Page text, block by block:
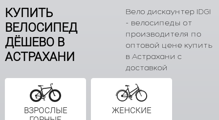
КУПИТЬ
ВЕЛОСИПЕД
ДЁШЕВО В
АСТРАХАНИ
Вело дискаунтер IDGI
- велосипеды от
производителя по
оптовой цене купить
в Астрахани с
доставкой
ВЗРОСЛЫЕ
ЖЕНСКИЕ